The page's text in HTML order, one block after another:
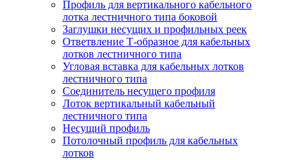
Профиль для вертикального кабельного
лотка лестничного типа боковой
Заглушки несущих и профильных реек
Ответвление Т-образное для кабельных
лотков лестничного типа
Угловая вставка для кабельных лотков
лестничного типа
Соединитель несущего профиля
Лоток вертикальный кабельный
лестничного типа
Несущий профиль
Потолочный профиль для кабельных
лотков